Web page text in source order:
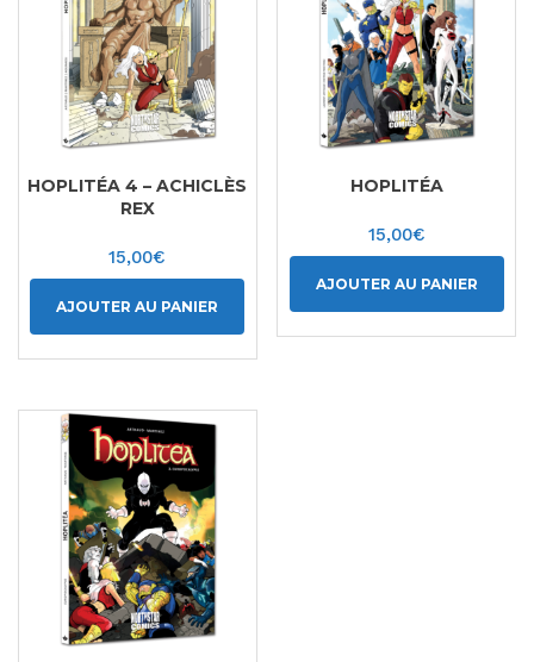
HOPLITÉA 4 – ACHICLÈS
REX
15,00€
AJOUTER AU PANIER
HOPLITÉA
15,00€
AJOUTER AU PANIER